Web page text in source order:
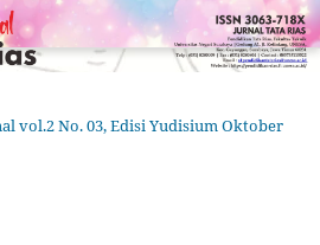
vol.2 No. 03, Edisi Yudisium Oktober